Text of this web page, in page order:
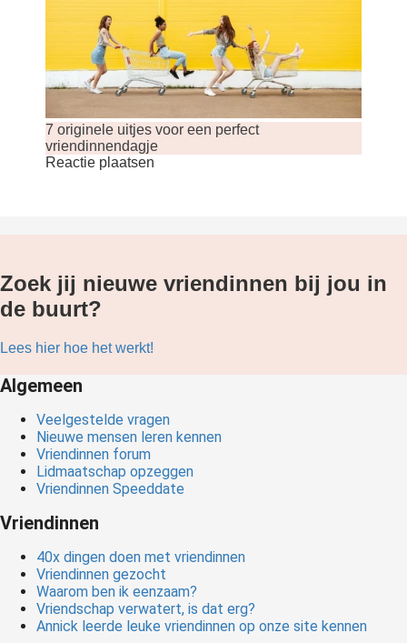
7 originele uitjes voor een perfect
vriendinnendagje
Reactie plaatsen
Zoek jij nieuwe vriendinnen bij jou in
de buurt?
Lees hier hoe het werkt!
Algemeen
Veelgestelde vragen
Nieuwe mensen leren kennen
Vriendinnen forum
Lidmaatschap opzeggen
Vriendinnen Speeddate
Vriendinnen
40x dingen doen met vriendinnen
Vriendinnen gezocht
Waarom ben ik eenzaam?
Vriendschap verwatert, is dat erg?
Annick leerde leuke vriendinnen op onze site kennen